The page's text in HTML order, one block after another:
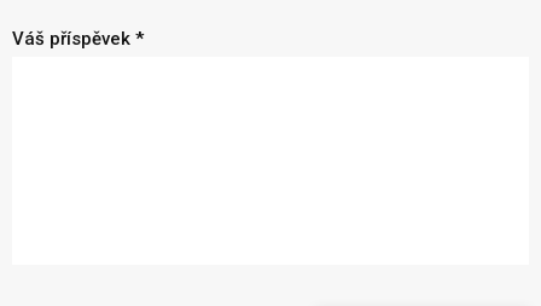
Váš příspěvek *